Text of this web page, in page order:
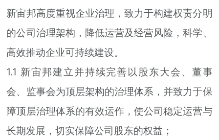
新宙邦高度重视企业治理，致力于构建权责分明
的公司治理架构，降低运营及经营风险，科学、
高效推动企业可持续建设。
1.1 新宙邦建立并持续完善以股东大会、董事
会、监事会为顶层架构的治理体系，并致力于保
障顶层治理体系的有效运作，使公司稳定运营与
长期发展，切实保障公司股东的权益；